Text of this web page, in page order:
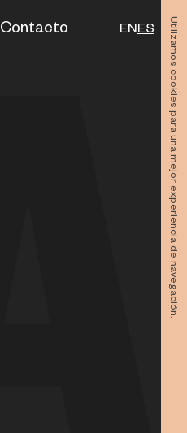
Utilizamos cookies para una mejor experiencia de navegación.
Contacto ENES